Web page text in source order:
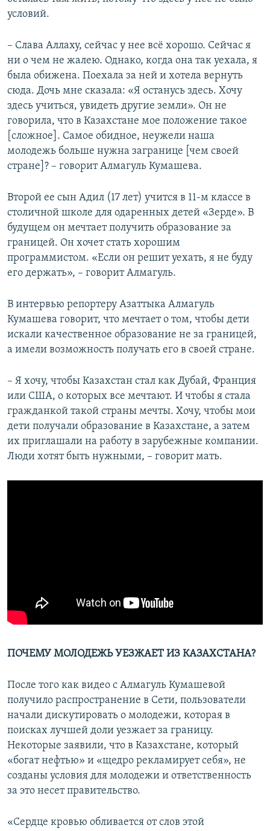
условий.
– Слава Аллаху, сейчас у нее всё хорошо. Сейчас я
ни о чем не жалею. Однако, когда она так уехала, я
была обижена. Поехала за ней и хотела вернуть
сюда. Дочь мне сказала: «Я останусь здесь. Хочу
здесь учиться, увидеть другие земли». Он не
говорила, что в Казахстане мое положение такое
[сложное]. Самое обидное, неужели наша
молодежь больше нужна загранице [чем своей
стране]? – говорит Алмагуль Кумашева.
Второй ее сын Адил (17 лет) учится в 11-м классе в
столичной школе для одаренных детей «Зерде». В
будущем он мечтает получить образование за
границей. Он хочет стать хорошим
программистом. «Если он решит уехать, я не буду
его держать», – говорит Алмагуль.
В интервью репортеру Азаттыка Алмагуль
Кумашева говорит, что мечтает о том, чтобы дети
искали качественное образование не за границей,
а имели возможность получать его в своей стране.
– Я хочу, чтобы Казахстан стал как Дубай, Франция
или США, о которых все мечтают. И чтобы я стала
гражданкой такой страны мечты. Хочу, чтобы мои
дети получали образование в Казахстане, а затем
их приглашали на работу в зарубежные компании.
Люди хотят быть нужными, – говорит мать.
ПОЧЕМУ МОЛОДЕЖЬ УЕЗЖАЕТ ИЗ КАЗАХСТАНА?
После того как видео с Алмагуль Кумашевой
получило распространение в Сети, пользователи
начали дискутировать о молодежи, которая в
поисках лучшей доли уезжает за границу.
Некоторые заявили, что в Казахстане, который
«богат нефтью» и «щедро рекламирует себя», не
созданы условия для молодежи и ответственность
за это несет правительство.
«Сердце кровью обливается от слов этой